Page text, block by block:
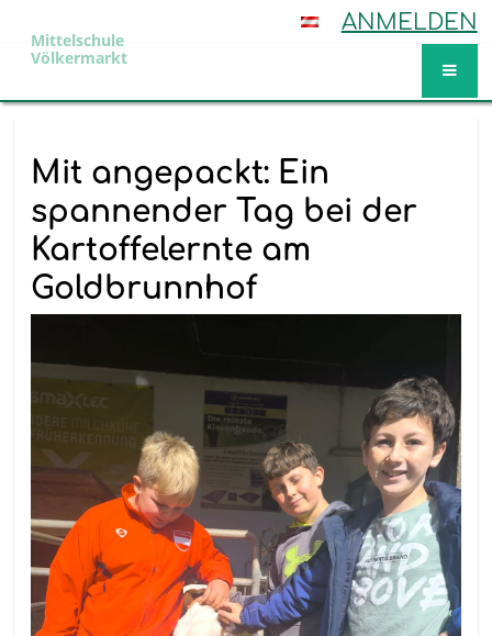
ANMELDEN
Mittelschule
Völkermarkt
Mit angepackt: Ein
spannender Tag bei der
Kartoffelernte am
Goldbrunnhof